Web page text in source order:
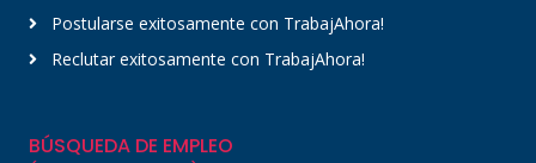
Postularse exitosamente con TrabajAhora!
Reclutar exitosamente con TrabajAhora!
BÚSQUEDA DE EMPLEO